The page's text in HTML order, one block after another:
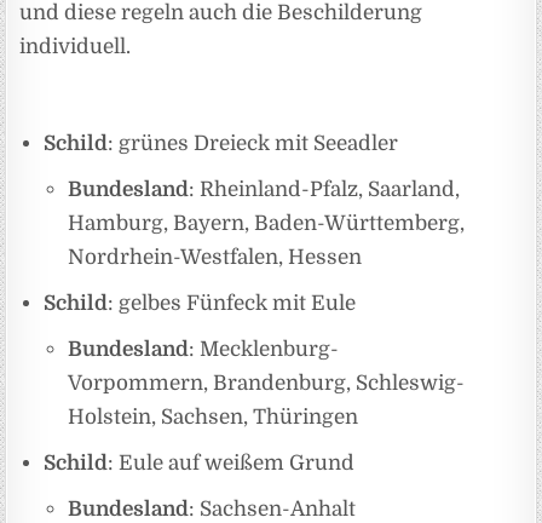
und diese regeln auch die Beschilderung
individuell.
Schild: grünes Dreieck mit Seeadler
Bundesland: Rheinland-Pfalz, Saarland,
Hamburg, Bayern, Baden-Württemberg,
Nordrhein-Westfalen, Hessen
Schild: gelbes Fünfeck mit Eule
Bundesland: Mecklenburg-
Vorpommern, Brandenburg, Schleswig-
Holstein, Sachsen, Thüringen
Schild: Eule auf weißem Grund
Bundesland: Sachsen-Anhalt